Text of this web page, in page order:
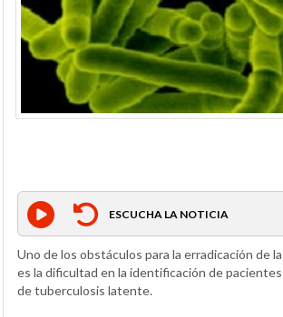
ESCUCHA LA NOTICIA
Uno de los obstáculos para la erradicación de
es la dificultad en la identificación de
de tuberculosis latente.